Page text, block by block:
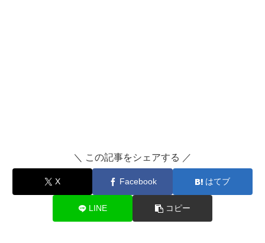
＼ この記事をシェアする ／
X Facebook はてブ
LINE コピー